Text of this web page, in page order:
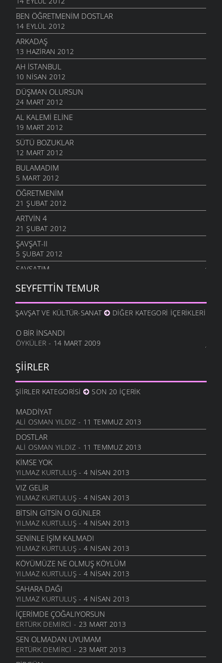
BEN ÖĞRETMENIM DOSTLAR
14 EYLÜL 2012
ARKADAŞ
13 HAZIRAN 2012
AH İSTANBUL
10 NISAN 2012
DÜŞMAN OLURSUN
24 MART 2012
AL KALEMI ELINE
19 MART 2012
SÜTÜ BOZUKLAR
12 MART 2012
BULAMADIM
5 MART 2012
ÖĞRETMENIM
21 ŞUBAT 2012
ARTVIN 4
21 ŞUBAT 2012
ŞAVŞAT-II
5 ŞUBAT 2012
ŞAVŞATIM
METINE
17 OCAK 2012
HALA OĞLU
31 ARALIK 2011
NE OLUR OĞUL
DURDUM
10 ARALIK 2011
ANAM
HESLER
27 KASIM 2011
BILEMEDIM
24 KASIM 2011
VARDIR
5 KASIM 2011
TOPRAKTIR
5 KASIM 2011
BITTI ÖĞRETMENIM
22 AĞUSTOS 2011
GENÇIYAN
15 AĞUSTOS 2011
ALDIRMA GÜLÜM
13 AĞUSTOS 2011
BENDE VARIM
24 TEMMUZ 2011
SARI KIZ
16 TEMMUZ 2011
GELIN CANLAR
3 TEMMUZ 2011
SEYFETTIN TEMUR
ŞAVŞAT VE KÜLTÜR-SANAT DIĞER KATEGORI İÇERIKLERI
O BIR İNSANDI
ÖYKÜLER - 14 MART 2009
ŞIIRLER
ŞIIRLER KATEGORISI SON 20 İÇERIK
MADDIYAT
ALI OSMAN YILDIZ - 11 TEMMUZ 2013
DOSTLAR
ALI OSMAN YILDIZ - 11 TEMMUZ 2013
KIMSE YOK
YILMAZ KURTULUŞ - 4 NISAN 2013
VIZ GELIR
YILMAZ KURTULUŞ - 4 NISAN 2013
BITSIN GITSIN O GÜNLER
YILMAZ KURTULUŞ - 4 NISAN 2013
SENINLE İŞIM KALMADI
YILMAZ KURTULUŞ - 4 NISAN 2013
KÖYÜMÜZE NE OLMUŞ KÖYLÜM
YILMAZ KURTULUŞ - 4 NISAN 2013
SAHARA DAĞI
YILMAZ KURTULUŞ - 4 NISAN 2013
İÇERIMDE ÇOĞALIYORSUN
ERTÜRK DEMIRCI - 23 MART 2013
SEN OLMADAN UYUMAM
ERTÜRK DEMIRCI - 23 MART 2013